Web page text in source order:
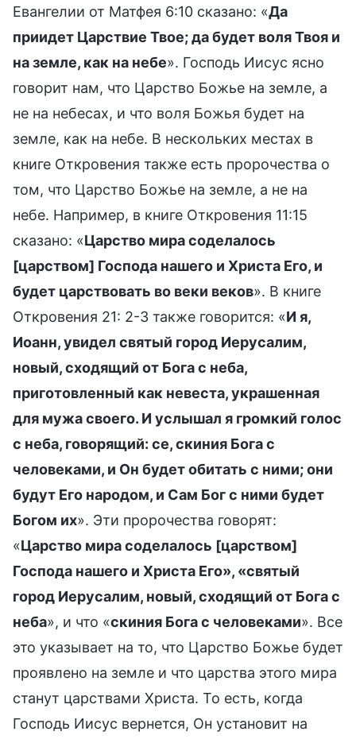
Евангелии от Матфея 6:10 сказано: «Да
приидет Царствие Твое; да будет воля Твоя и
на земле, как на небе». Господь Иисус ясно
говорит нам, что Царство Божье на земле, а
не на небесах, и что воля Божья будет на
земле, как на небе. В нескольких местах в
книге Откровения также есть пророчества о
том, что Царство Божье на земле, а не на
небе. Например, в книге Откровения 11:15
сказано: «Царство мира соделалось
[царством] Господа нашего и Христа Его, и
будет царствовать во веки веков». В книге
Откровения 21: 2-3 также говорится: «И я,
Иоанн, увидел святый город Иерусалим,
новый, сходящий от Бога с неба,
приготовленный как невеста, украшенная
для мужа своего. И услышал я громкий голос
с неба, говорящий: се, скиния Бога с
человеками, и Он будет обитать с ними; они
будут Его народом, и Сам Бог с ними будет
Богом их». Эти пророчества говорят:
«Царство мира соделалось [царством]
Господа нашего и Христа Его», «святый
город Иерусалим, новый, сходящий от Бога с
неба», и что «скиния Бога с человеками». Все
это указывает на то, что Царство Божье будет
проявлено на земле и что царства этого мира
станут царствами Христа. То есть, когда
Господь Иисус вернется, Он установит на